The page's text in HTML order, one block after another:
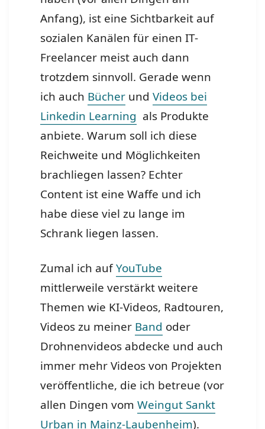
Anfang), ist eine Sichtbarkeit auf
sozialen Kanälen für einen IT-
Freelancer meist auch dann
trotzdem sinnvoll. Gerade wenn
ich auch Bücher undVideos bei
Linkedin Learning als Produkte
anbiete. Warum soll ich diese
Reichweite und Möglichkeiten
brachliegen lassen? Echter
Content ist eine Waffe und ich
habe diese viel zu lange im
Schrank liegen lassen.
Zumal ich aufYouTube
mittlerweile verstärkt weitere
Themen wie KI-Videos, Radtouren,
Videos zu meiner Band oder
Drohnenvideos abdecke und auch
immer mehr Videos von Projekten
veröffentliche, die ich betreue (vor
allen Dingen vomWeingut Sankt
Urban in Mainz-Laubenheim).